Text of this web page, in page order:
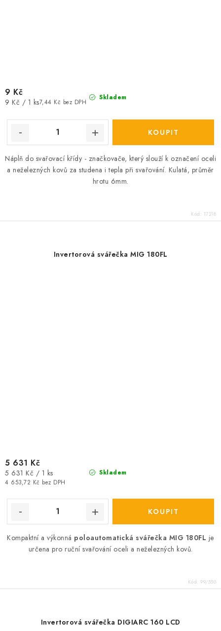
Skladem
7,44 Kč bez DPH
9 Kč
Měrná
9 Kč / 1 ks
Náplň do svařovací křídy - značkovače, který slouží k označení oceli
a neželezných kovů za studena i tepla při svařování. Kulatá, průměr
hrotu 6mm.
Kód: 17218
Invertorová svářečka MIG 180FL
Skladem
4 653,72 Kč bez DPH
5 631 Kč
Měrná
cena:
5 631 Kč / 1 ks
Kompaktní a výkonná poloautomatická svářečka MIG 180FL je
určena pro ruční svařování oceli a neželezných kovů.
Kód: 99/550
Invertorová svářečka DIGIARC 160 LCD